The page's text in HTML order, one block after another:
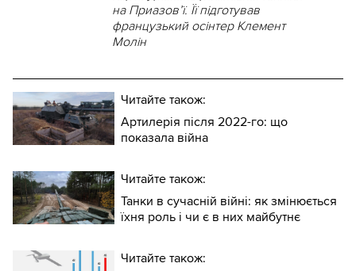
на Приазов’ї. Її підготував
французький осінтер Клемент
Молін
Читайте також:
Артилерія після 2022-го: що
показала війна
Читайте також:
Танки в сучасній війні: як змінюється
їхня роль і чи є в них майбутнє
Читайте також: